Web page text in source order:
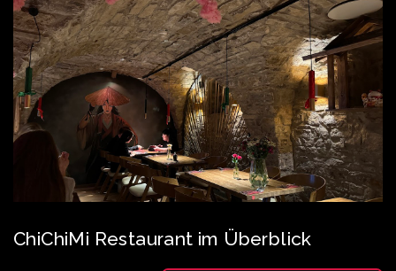
ChiChiMi Restaurant im Überblick